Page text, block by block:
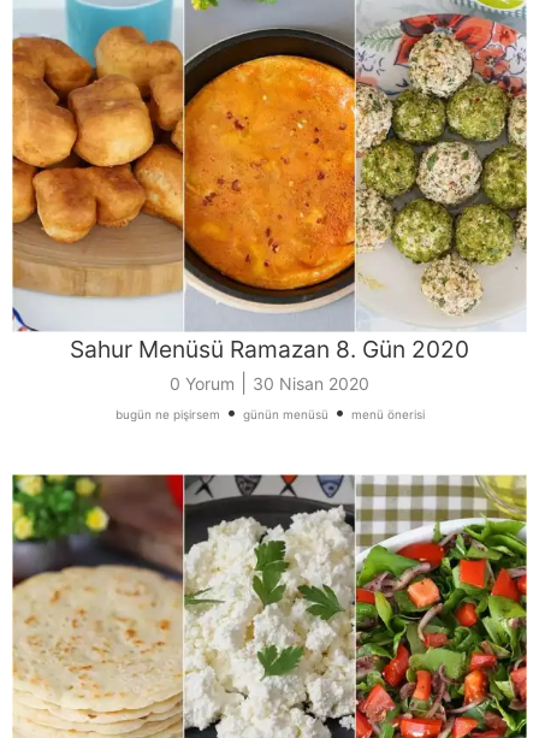
Sahur Menüsü Ramazan 8. Gün 2020
0 Yorum 30 Nisan 2020
bugün ne pişirsem • günün menüsü • menü önerisi